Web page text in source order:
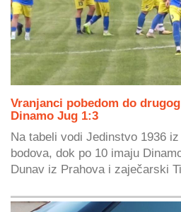
Vranjanci pobedom do
Dinamo Jug 1:3
Na tabeli vodi Jedinstvo 1936
bodova, dok po 10 imaju
Dunav iz Prahova i zaječarski